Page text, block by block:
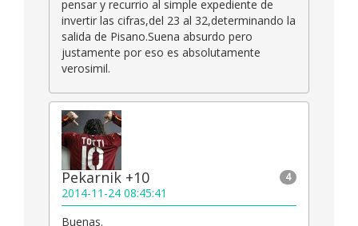
pensar y recurrio al simple expediente de
invertir las cifras,del 23 al 32,determinando la
salida de Pisano.Suena absurdo pero
justamente por eso es absolutamente
verosimil.
4
Pekarnik +10
2014-11-24 08:45:41
Buenas.